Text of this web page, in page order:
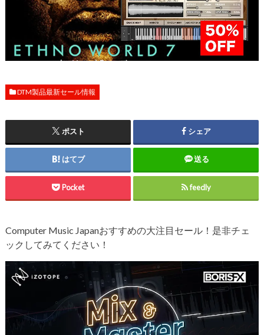
DTM製品最新セール情報
ポスト シェア
はてブ 送る
Pocket feedly
Computer Music Japanおすすめの大注目セール！是非チェ
ックしてみてください！